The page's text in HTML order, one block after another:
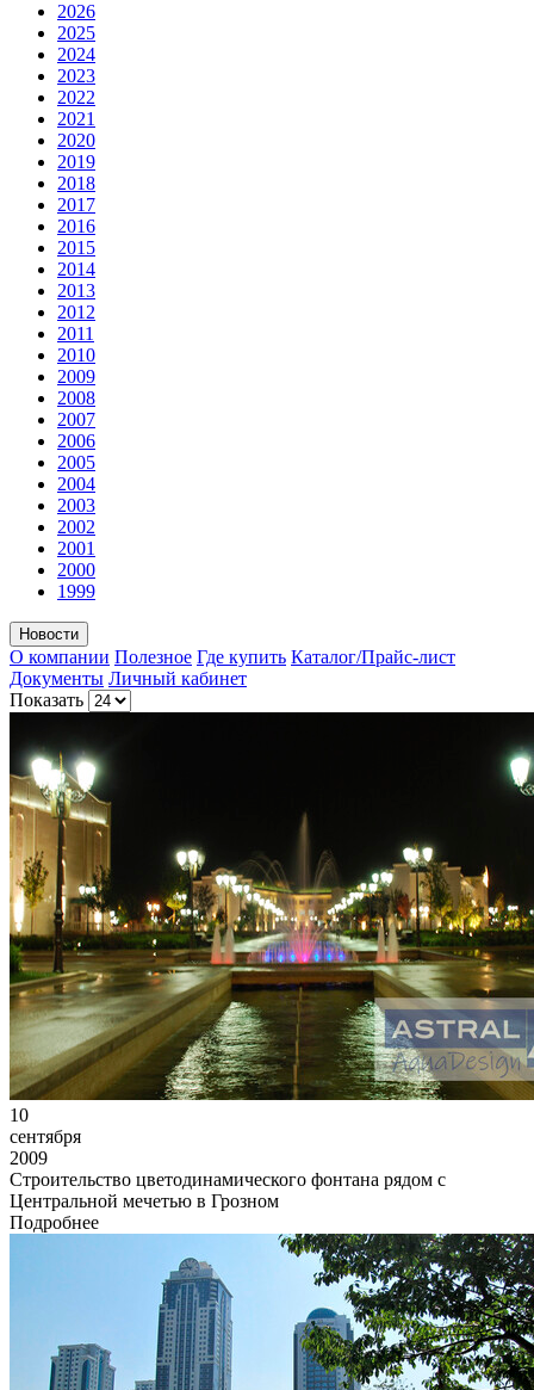
2026
2025
2024
2023
2022
2021
2020
2019
2018
2017
2016
2015
2014
2013
2012
2011
2010
2009
2008
2007
2006
2005
2004
2003
2002
2001
2000
1999
Новости
О компании Полезное Где купить Каталог/Прайс-лист
Документы Личный кабинет
Показать
10
сентября
2009
Строительство цветодинамического фонтана рядом с
Центральной мечетью в Грозном
Подробнее